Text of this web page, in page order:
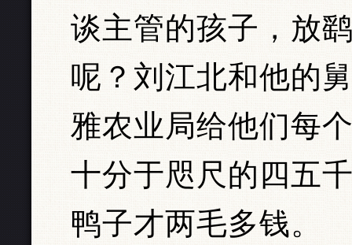
谈主管的孩子，放
呢？刘江北和他的
雅农业局给他们每
十分于咫尺的四五
鸭子才两毛多钱。